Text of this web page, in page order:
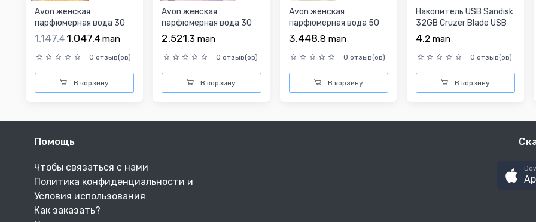
Avon женская
парфюмерная вода 30
мл
1,147.4 1,047.4 man
0 отзыв(ов)
В корзину
Avon женская
парфюмерная вода 30
мл
2,521.3 man
0 отзыв(ов)
В корзину
Avon женская
парфюмерная вода 50
МЛ
3,448.8 man
0 отзыв(ов)
В корзину
Накопитель USB Sandisk
32GB Cruzer Blade USB
2.0
4.2 man
0 отзыв(ов)
В корзину
Помощь
Чтобы связаться с нами
Политика конфиденциальности и
Условия использования
Как заказать?